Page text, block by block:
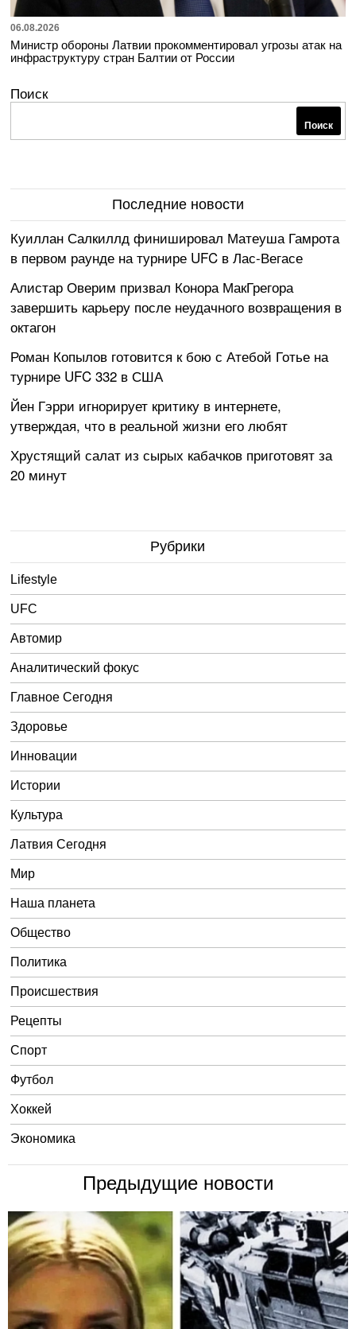
06.08.2026
Министр обороны Латвии прокомментировал угрозы атак на
инфраструктуру стран Балтии от России
Поиск
Поиск
Последние новости
Куиллан Салкиллд финишировал Матеуша Гамрота
в первом раунде на турнире UFC в Лас-Вегасе
Алистар Оверим призвал Конора МакГрегора
завершить карьеру после неудачного возвращения в
октагон
Роман Копылов готовится к бою с Атебой Готье на
турнире UFC 332 в США
Йен Гэрри игнорирует критику в интернете,
утверждая, что в реальной жизни его любят
Хрустящий салат из сырых кабачков приготовят за
20 минут
Рубрики
Lifestyle
UFC
Автомир
Аналитический фокус
Главное Сегодня
Здоровье
Инновации
Истории
Культура
Латвия Сегодня
Мир
Наша планета
Общество
Политика
Происшествия
Рецепты
Спорт
Футбол
Хоккей
Экономика
Предыдущие новости